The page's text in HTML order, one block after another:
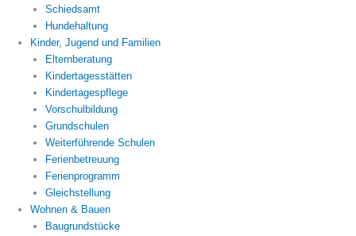
Schiedsamt
Hundehaltung
Kinder, Jugend und Familien
Elternberatung
Kindertagesstätten
Kindertagespflege
Vorschulbildung
Grundschulen
Weiterführende Schulen
Ferienbetreuung
Ferienprogramm
Gleichstellung
Wohnen & Bauen
Baugrundstücke